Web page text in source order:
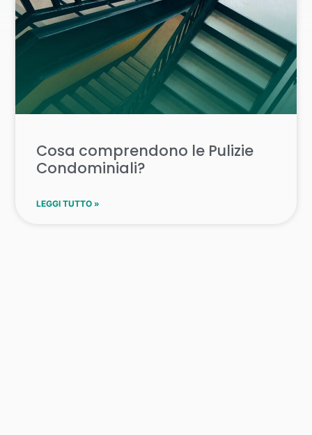
Cosa comprendono le Pulizie
Condominiali?
LEGGI TUTTO »